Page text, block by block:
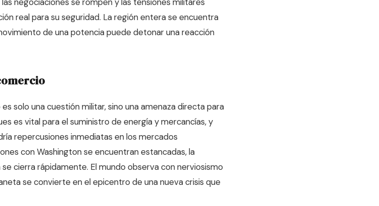
real para su seguridad. La región entera se encuentra
de una potencia puede detonar una reacción
solo una cuestión militar, sino una amenaza directa para
es vital para el suministro de energía y mercancías, y
repercusiones inmediatas en los mercados
con Washington se encuentran estancadas, la
cierra rápidamente. El mundo observa con nerviosismo
se convierte en el epicentro de una nueva crisis que